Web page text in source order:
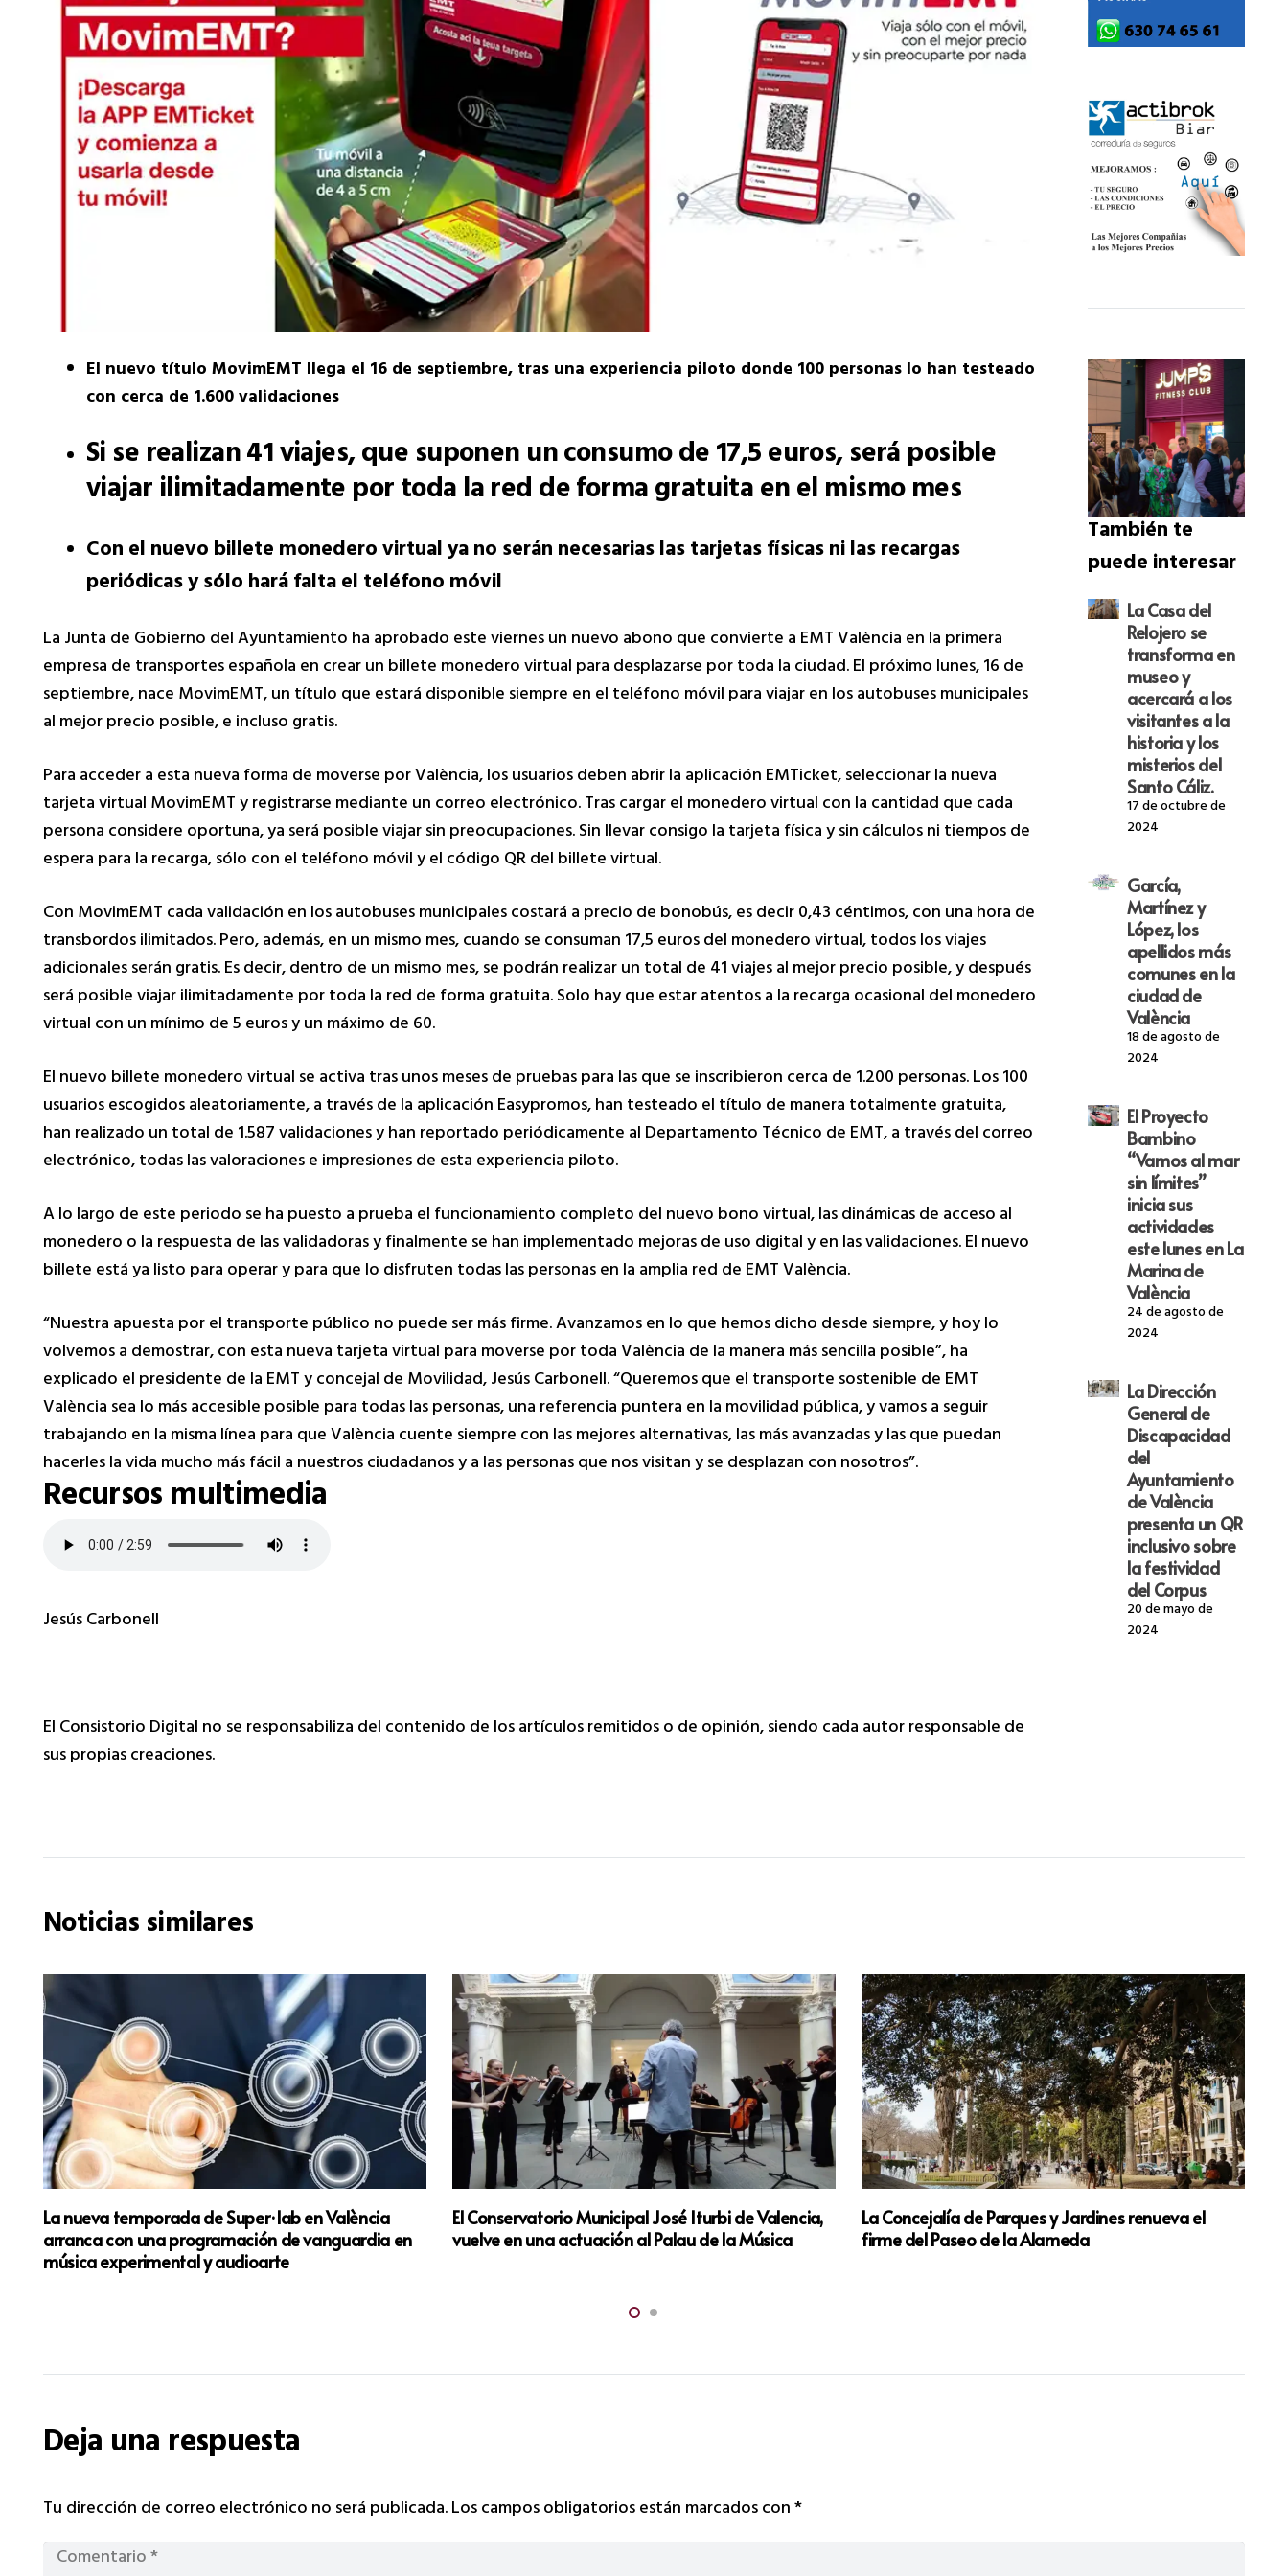
El nuevo título MovimEMT llega el 16 de septiembre, tras una experiencia piloto donde 100 personas lo han testeado
con cerca de 1.600 validaciones
Si se realizan 41 viajes, que suponen un consumo de 17,5 euros, será posible
viajar ilimitadamente por toda la red de forma gratuita en el mismo mes
Con el nuevo billete monedero virtual ya no serán necesarias las tarjetas físicas ni las recargas
periódicas y sólo hará falta el teléfono móvil
La Junta de Gobierno del Ayuntamiento ha aprobado este viernes un nuevo abono que convierte a EMT València en la primera
empresa de transportes española en crear un billete monedero virtual para desplazarse por toda la ciudad. El próximo lunes, 16 de
septiembre, nace MovimEMT, un título que estará disponible siempre en el teléfono móvil para viajar en los autobuses municipales
al mejor precio posible, e incluso gratis.
Para acceder a esta nueva forma de moverse por València, los usuarios deben abrir la aplicación EMTicket, seleccionar la nueva
tarjeta virtual MovimEMT y registrarse mediante un correo electrónico. Tras cargar el monedero virtual con la cantidad que cada
persona considere oportuna, ya será posible viajar sin preocupaciones. Sin llevar consigo la tarjeta física y sin cálculos ni tiempos de
espera para la recarga, sólo con el teléfono móvil y el código QR del billete virtual.
Con MovimEMT cada validación en los autobuses municipales costará a precio de bonobús, es decir 0,43 céntimos, con una hora de
transbordos ilimitados. Pero, además, en un mismo mes, cuando se consuman 17,5 euros del monedero virtual, todos los viajes
adicionales serán gratis. Es decir, dentro de un mismo mes, se podrán realizar un total de 41 viajes al mejor precio posible, y después
será posible viajar ilimitadamente por toda la red de forma gratuita. Solo hay que estar atentos a la recarga ocasional del monedero
virtual con un mínimo de 5 euros y un máximo de 60.
El nuevo billete monedero virtual se activa tras unos meses de pruebas para las que se inscribieron cerca de 1.200 personas. Los 100
usuarios escogidos aleatoriamente, a través de la aplicación Easypromos, han testeado el título de manera totalmente gratuita,
han realizado un total de 1.587 validaciones y han reportado periódicamente al Departamento Técnico de EMT, a través del correo
electrónico, todas las valoraciones e impresiones de esta experiencia piloto.
A lo largo de este periodo se ha puesto a prueba el funcionamiento completo del nuevo bono virtual, las dinámicas de acceso al
monedero o la respuesta de las validadoras y finalmente se han implementado mejoras de uso digital y en las validaciones. El nuevo
billete está ya listo para operar y para que lo disfruten todas las personas en la amplia red de EMT València.
“Nuestra apuesta por el transporte público no puede ser más firme. Avanzamos en lo que hemos dicho desde siempre, y hoy lo
volvemos a demostrar, con esta nueva tarjeta virtual para moverse por toda València de la manera más sencilla posible”, ha
explicado el presidente de la EMT y concejal de Movilidad, Jesús Carbonell. “Queremos que el transporte sostenible de EMT
València sea lo más accesible posible para todas las personas, una referencia puntera en la movilidad pública, y vamos a seguir
trabajando en la misma línea para que València cuente siempre con las mejores alternativas, las más avanzadas y las que puedan
hacerles la vida mucho más fácil a nuestros ciudadanos y a las personas que nos visitan y se desplazan con nosotros”.
Recursos multimedia
Jesús Carbonell
El Consistorio Digital no se responsabiliza del contenido de los artículos remitidos o de opinión, siendo cada autor responsable de
sus propias creaciones.
También te
puede interesar
La Casa del
Relojero se
transforma en
museo y
acercará a los
visitantes a la
historia y los
misterios del
Santo Cáliz.
17 de octubre de
2024
García,
Martínez y
López, los
apellidos más
comunes en la
ciudad de
València
18 de agosto de
2024
El Proyecto
Bambino
“Vamos al mar
sin límites”
inicia sus
actividades
este lunes en La
Marina de
València
24 de agosto de
2024
La Dirección
General de
Discapacidad
del
Ayuntamiento
de València
presenta un QR
inclusivo sobre
la festividad
del Corpus
20 de mayo de
2024
Noticias similares
La nueva temporada de Super·lab en València
arranca con una programación de vanguardia en
música experimental y audioarte
El Conservatorio Municipal José Iturbi de Valencia,
vuelve en una actuación al Palau de la Música
La Concejalía de Parques y Jardines renueva el
firme del Paseo de la Alameda
Deja una respuesta
Tu dirección de correo electrónico no será publicada.Los campos obligatorios están marcados con*